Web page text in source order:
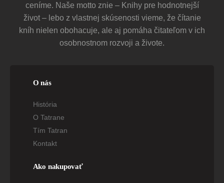
ceníme. Naše motto znie – Knihy pre hodnotnejší
život – lebo z vlastnej skúsenosti vieme, že čítanie
kníh nielen obohacuje, ale aj pomáha čitateľom v ich
osobnostnom rozvoji a živote.
O nás
História
O Tatrane
Tím Tatran
Kontakt
Ako nakupovať